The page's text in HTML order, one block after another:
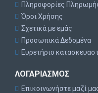
Πληροφορίες
Όροι Χρήσης
Σχετικά με εμάς
Προσωπικά Δεδομένα
Ευρετήριο
ΛΟΓΑΡΙΑΣΜΌΣ
Επικοινωνήστε μαζί